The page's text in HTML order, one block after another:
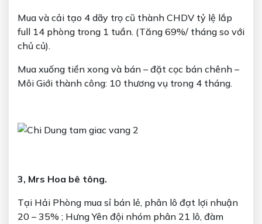
Mua và cải tạo 4 dãy trọ cũ thành CHDV tỷ lệ lắp
full 14 phòng trong 1 tuần. (Tăng 69%/ tháng so với
chủ củ).
Mua xuống tiền xong và bán – đặt cọc bán chênh –
Môi Giới thành công: 10 thương vụ trong 4 tháng.
3, Mrs Hoa bê tông.
Tại Hải Phòng mua sỉ bán lẻ, phân lô đạt lợi nhuận
20 – 35% ; Hưng Yên đội nhóm phân 21 lô, đàm